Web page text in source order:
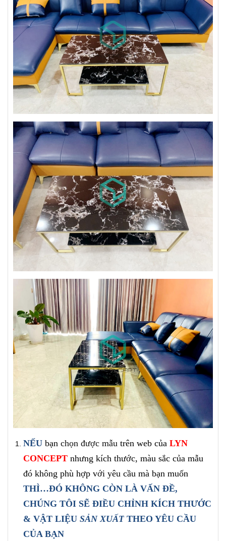
NẾU bạn chọn được mẫu trên web của LYN
CONCEPT nhưng kích thước, màu sắc của mẫu
đó không phù hợp với yêu cầu mà bạn muốn
THÌ…ĐÓ KHÔNG CÒN LÀ VẤN ĐỀ,
CHÚNG TÔI SẼ ĐIỀU CHỈNH KÍCH THƯỚC
& VẬT LIỆU SẢN XUẤT THEO YÊU CẦU
CỦA BẠN